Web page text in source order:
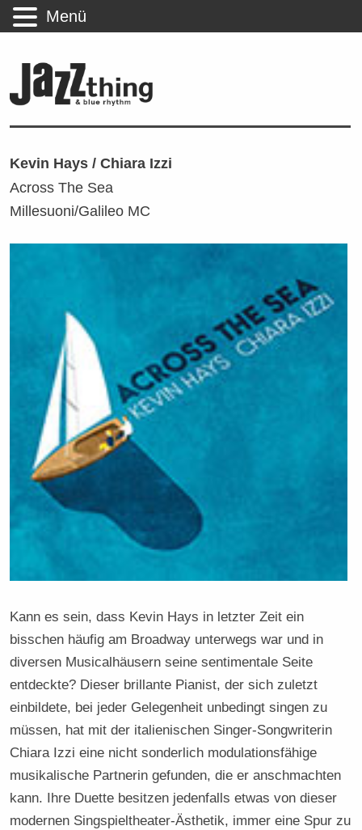
Kevin Hays / Chiara Izzi
Across The Sea
Millesuoni/Galileo MC
Kann es sein, dass Kevin Hays in letzter Zeit ein
bisschen häufig am Broadway unterwegs war und in
diversen Musicalhäusern seine sentimentale Seite
entdeckte? Dieser brillante Pianist, der sich zuletzt
einbildete, bei jeder Gelegenheit unbedingt singen zu
müssen, hat mit der italienischen Singer-Songwriterin
Chiara Izzi eine nicht sonderlich modulationsfähige
musikalische Partnerin gefunden, die er anschmachten
kann. Ihre Duette besitzen jedenfalls etwas von dieser
modernen Singspieltheater-Ästhetik, immer eine Spur zu
Menü